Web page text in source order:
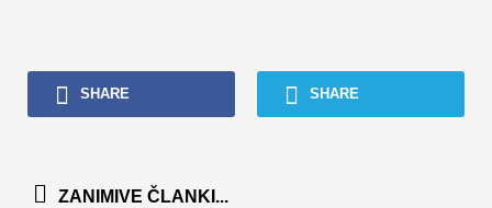
SHARE SHARE
ZANIMIVE ČLANKI...